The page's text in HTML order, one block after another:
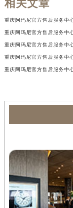
相关文章